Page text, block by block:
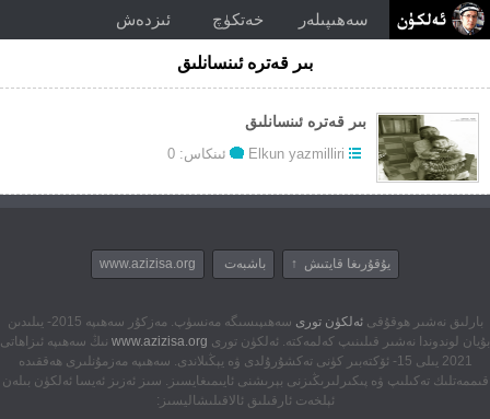
سەھىپىلەر خەتكۈچ ئىزدەش
بىر قەترە ئىنسانلىق
بىر قەترە ئىنسانلىق
Elkun yazmilliri ئىنكاس: 0
يۇقۇرىغا قايتىش ↑ باشبەت www.azizisa.org
بارلىق نەشىر ھوقۇقىئەلكۈن تورى
سەھىپىسىگە مەنسۈپ. مەزكۇر سەھىپە 2015- يىلىدىن
بۇيان لوندوندا نەشىر قىلىنىپ كەلمەكتە. ئەلكۈن تورى www.azizisa.org نىڭ سەھىپە ئىزاھاتى
2021 يىلى 15- ئۆكتەبىر كۈنى تەكشۇرۇلدى ۋە يېڭىلاندى. سەھىپە مەزمۇنلىرى ھەققىدە
قىممەتلىك تەكىلىپ ۋە پىكىرلىرىڭىزنى بېرىشنى ئايىمىغايسىز. سىز ئەزىز ئەيسا ئەلكۈن بىلەن
ئېلخەت ئارقىلىق ئالاقىلىشاليسىز: